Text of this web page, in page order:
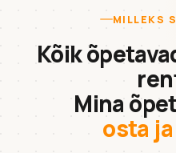
MILLEKS
Kõik
Mina
osta